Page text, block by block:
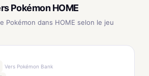
Pokémon HOME
Pokémon dans HOME selon le jeu
Vers Pokémon Bank